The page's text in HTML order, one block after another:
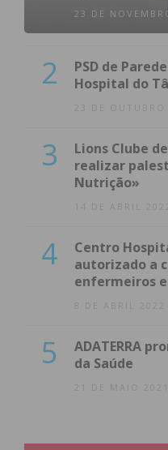
23 DE
2
PSD de
Hospital do
23 DE OUTUBRO
3
Lions Clube
realizar
Nutrição»
14 DE ABRIL 2022
4
Centro
autorizado a
enfermeiros
8 DE ABRIL 2022
5
ADATERRA
da Saúde
21 DE MAIO 2021